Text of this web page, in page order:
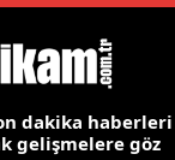
dakika haberleri
gelişmelere göz